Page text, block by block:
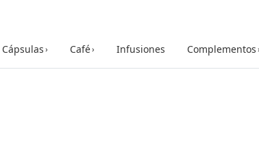
› Café› Infusiones Complementos›